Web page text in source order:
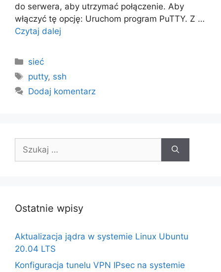
do serwera, aby utrzymać połączenie. Aby
włączyć tę opcję: Uruchom program PuTTY. Z …
Czytaj dalej
Kategorie
sieć
Tagi
putty, ssh
Dodaj komentarz
Ostatnie wpisy
Aktualizacja jądra w systemie Linux Ubuntu
20.04 LTS
Konfiguracja tunelu VPN IPsec na systemie